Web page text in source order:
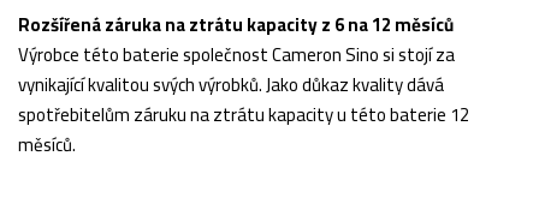
Rozšířená záruka na ztrátu kapacity z 6 na 12 měsíců
Výrobce této baterie společnost Cameron Sino si stojí za
vynikající kvalitou svých výrobků. Jako důkaz kvality dává
spotřebitelům záruku na ztrátu kapacity u této baterie 12
měsíců.